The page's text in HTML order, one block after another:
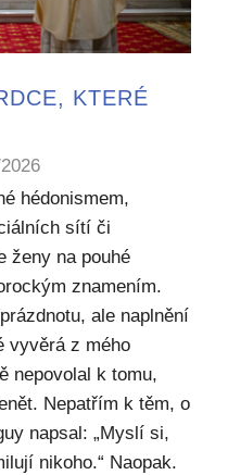
KTERÉ
hédonismem,
sítí či
ženy na pouhé
znamením.
ale naplnění
vyvěrá z mého
nepovolal k tomu,
Nepatřím k těm, o
napsal: „Myslí si,
nikoho.“ Naopak.